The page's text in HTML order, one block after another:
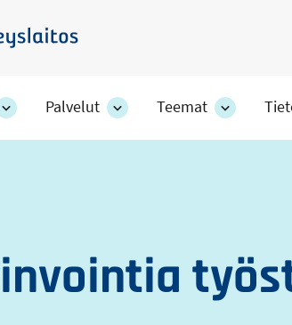
Tutkimus
-
Palvelut
Palvelut
-
Teemat
Teemat
-